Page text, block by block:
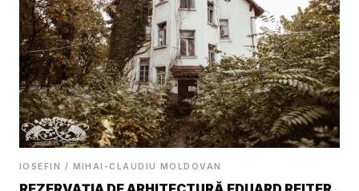
IOSEFIN / MIHAI-CLAUDIU MOLDOVAN